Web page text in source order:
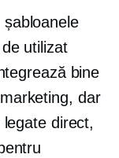
utilizat
bine
dar
direct,